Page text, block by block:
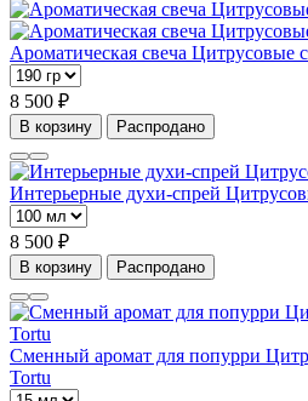
Ароматическая свеча Цитрусовые
8 500 ₽
В корзину Распродано
Интерьерные духи-спрей
8 500 ₽
В корзину Распродано
Сменный аромат для попурри
Tortu